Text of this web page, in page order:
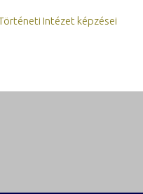
Intézet képzései